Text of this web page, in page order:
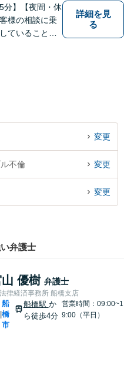
分】【夜間・休
様の相談に乗
ていることは
詳細を見
る
変更
不倫 変更
変更
弁護士
優樹 弁護士
律経済事務所 船橋支店
船
橋
市
船橋駅 か
ら徒歩4分
営業時間：09:00~1
9:00（平日）